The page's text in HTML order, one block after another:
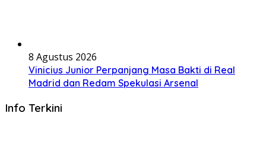
8 Agustus 2026
Vinicius Junior Perpanjang Masa Bakti di Real
Madrid dan Redam Spekulasi Arsenal
Info Terkini